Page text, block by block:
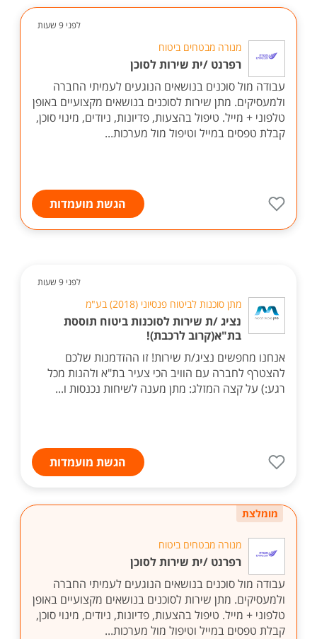
לפני 9 שעות
מנורה מבטחים ביטוח
רפרנט /ית שירות לסוכן
עבודה מול סוכנים בנושאים הנוגעים לעמיתי החברה
ולמעסיקים. מתן שירות לסוכנים בנושאים מקצועיים באופן
טלפוני + מייל. טיפול בהצעות, פדיונות, ניודים, מינוי סוכן,
קבלת טפסים במייל וטיפול מול מערכות...
הגשת מועמדות
לפני 9 שעות
מתן סוכנות לביטוח פנסיוני (2018) בע"מ
נציג /ת שירות לסוכנות ביטוח תוססת
בת"א(קרוב לרכבת)!
אנחנו מחפשים נציג/ת שירות! זו ההזדמנות שלכם
להצטרף לחברה עם הוויב הכי צעיר בת"א ולהנות מכל
רגע:) על קצה המזלג: מתן מענה לשיחות נכנסות ו...
הגשת מועמדות
מומלצת
מנורה מבטחים ביטוח
רפרנט /ית שירות לסוכן
עבודה מול סוכנים בנושאים הנוגעים לעמיתי החברה
ולמעסיקים. מתן שירות לסוכנים בנושאים מקצועיים באופן
טלפוני + מייל. טיפול בהצעות, פדיונות, ניודים, מינוי סוכן,
קבלת טפסים במייל וטיפול מול מערכות...